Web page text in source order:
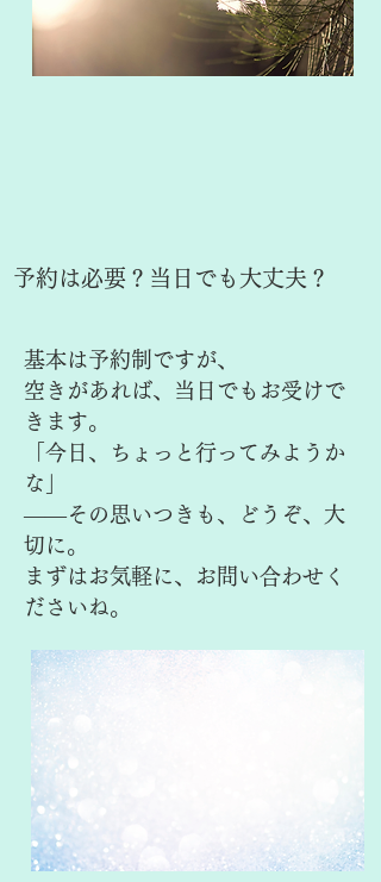
予約は必要？当日でも大丈夫？
基本は予約制ですが、
空きがあれば、当日でもお受けで
きます。
「今日、ちょっと行ってみようか
な」
——その思いつきも、どうぞ、大
切に。
まずはお気軽に、お問い合わせく
ださいね。